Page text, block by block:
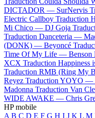
DICTADOR — SurNervis
Electric Callboy Traduction
Mi Chico — DJ Goja
Traduction Danceteria —
(DONK) — Beyoncé
Time Of My Life — Benson
XCX Traduction Happiness
Traduction RMB (Ring My
Reyez Traduction YOYO —
Madonna Traduction Van
WIDE AWAKE — Chris
HP mobile
A B C D E F G H I J K L M